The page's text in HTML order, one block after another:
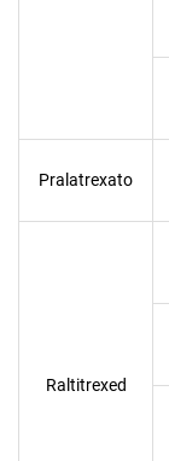
Pralatrexato
Raltitrexed